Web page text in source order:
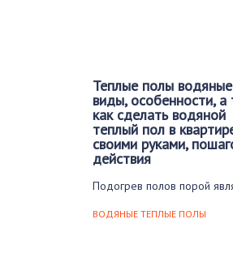
Теплые полы
виды, особенности, а
как сделать водяной
теплый пол в
своими руками,
действия
Подогрев полов порой
обеспечения комфортного и
ВОДЯНЫЕ ТЕПЛЫЕ ПОЛЫ